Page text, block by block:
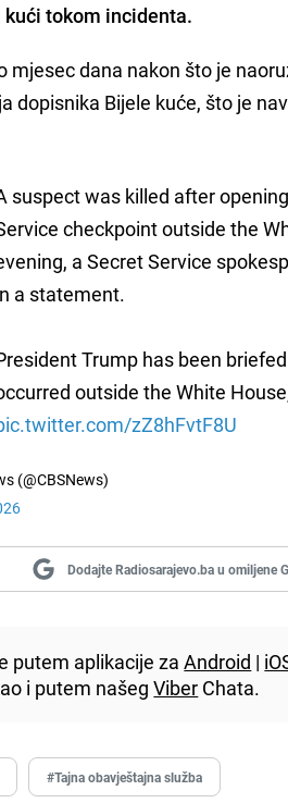
tokom incidenta.
mjesec dana nakon što je
dopisnika Bijele kuće, što je
suspect was killed after
checkpoint outside the
a Secret Service
a statement.
Trump has been
outside the White
zZ8hFvtF8U
(@CBSNews)
Dodajte Radiosarajevo.ba u omiljene
putem aplikacije zaAndroid |
i putem našegViber Chata.
#Tajna obavještajna služba